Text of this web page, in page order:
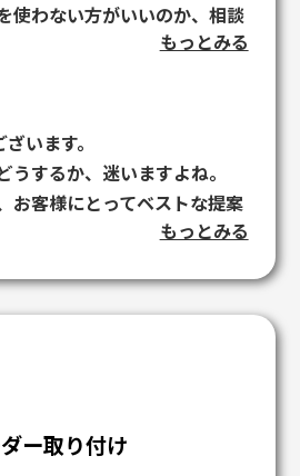
使わない方がいいのか、相談
くれましたし、レッカーなど
まで自費なのか的確に指示し
に自費にしましたが、自分だ
断できないので相談できてよ
ったので、白馬自動車さんで
いて良かったです。
思うとゾッとします。
た。
もっとみる
います。
うするか、迷いますよね。
お客様にとってベストな提案
えますので、今後ともよろし
もっとみる
ー取り付け